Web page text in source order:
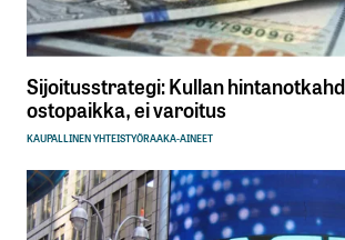
Sijoitusstrategi: Kullan
ostopaikka, ei varoitus
KAUPALLINEN YHTEISTYÖRAAKA-AINEET